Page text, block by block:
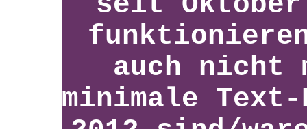
auch nicht
minimale Text-